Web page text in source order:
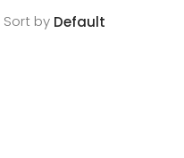
Sort by